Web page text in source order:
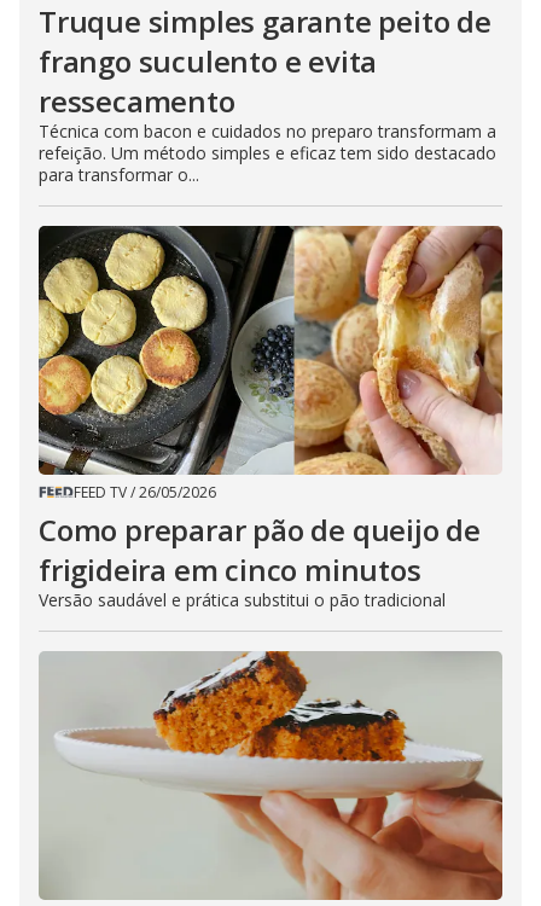
Truque simples garante peito de
frango suculento e evita
ressecamento
Técnica com bacon e cuidados no preparo transformam a
refeição. Um método simples e eficaz tem sido destacado
para transformar o...
FEED TV/26/05/2026
Como preparar pão de queijo de
frigideira em cinco minutos
Versão saudável e prática substitui o pão tradicional